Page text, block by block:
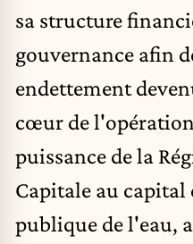
sa structure
gouvernance afin
endettement
cœur de
puissance de la
Capitale au capital
publique de l'eau,